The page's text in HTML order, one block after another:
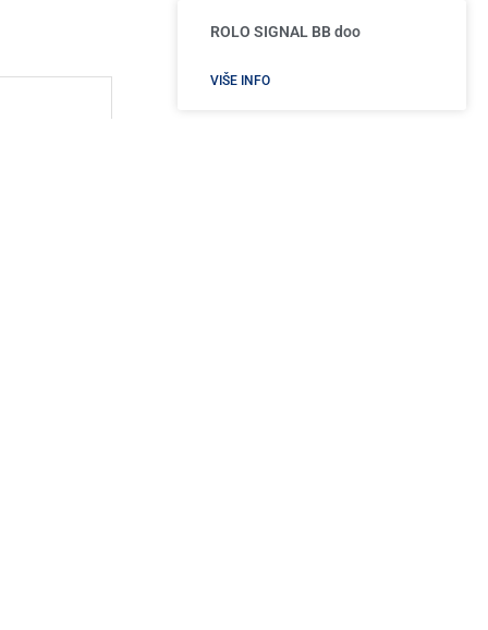
ROLO SIGNAL BB doo
VIŠE INFO